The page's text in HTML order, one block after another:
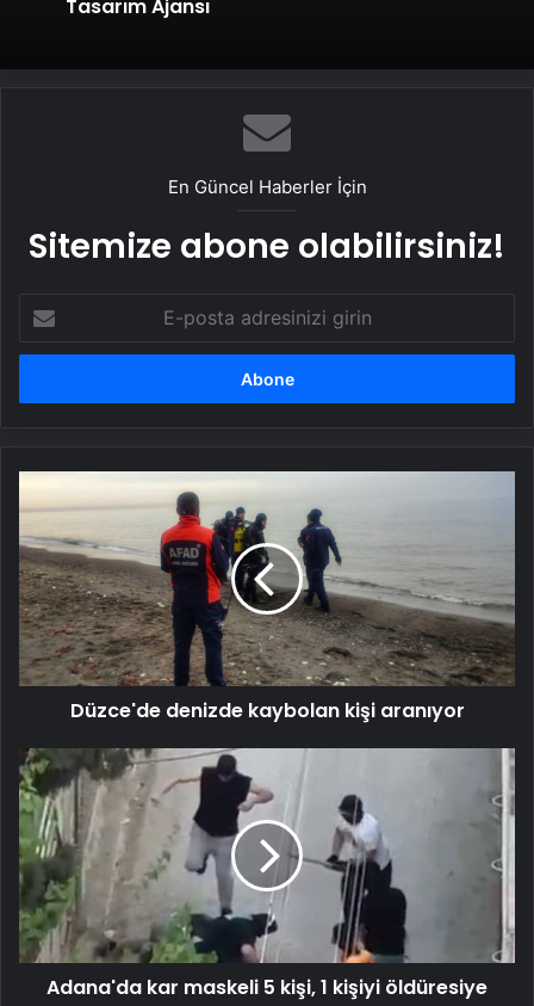
Tasarım Ajansı
En Güncel Haberler İçin
Sitemize abone olabilirsiniz!
posta
adresinizi
denizde
kaybolan
kişi
aranıyor
Düzce'de denizde kaybolan kişi aranıyor
Adana'da
kar
maskeli
5
kişi,
1
kişiyi
öldüresiye
dövdü;
Adana'da kar maskeli 5 kişi, 1 kişiyi öldüresiye